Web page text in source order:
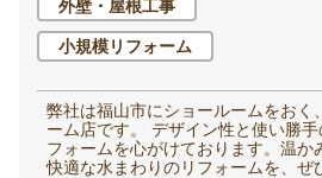
外壁・屋根工事
小規模リフォーム
弊社は福山市にショールームをおく
ーム店です。 デザイン性と使い勝
フォームを心がけております。温か
快適な水まわりのリフォームを、ぜ